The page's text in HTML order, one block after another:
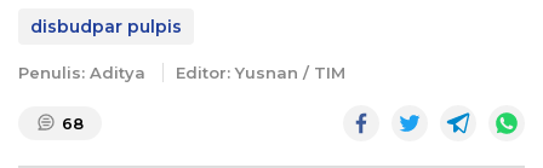
disbudpar pulpis
Penulis: Aditya Editor: Yusnan / TIM
68